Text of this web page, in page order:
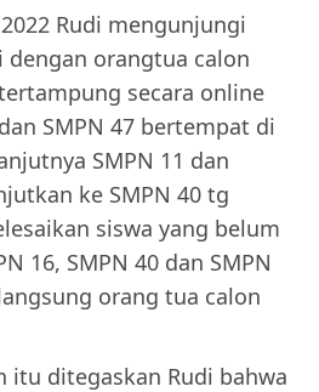
Rudi mengunjungi
orangtua calon
secara online
SMPN 47 bertempat di
SMPN 11 dan
ke SMPN 40 tg
siswa yang belum
16, SMPN 40 dan SMPN
orang tua calon
itu ditegaskan Rudi bahwa